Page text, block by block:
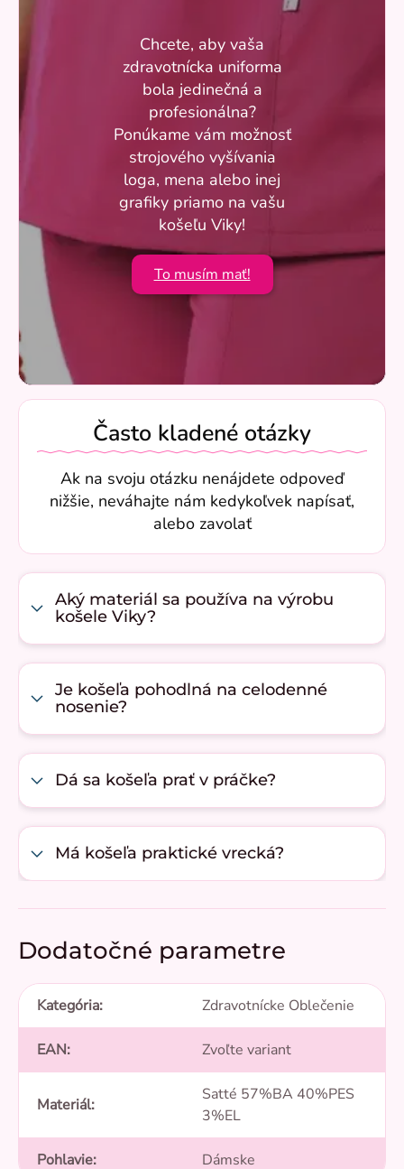
Chcete, aby vaša
zdravotnícka uniforma
bola jedinečná a
profesionálna?
Ponúkame vám možnosť
strojového vyšívania
loga, mena alebo inej
grafiky priamo na vašu
košeľu Viky!
To musím mať!
Často kladené otázky
Ak na svoju otázku nenájdete odpoveď
nižšie, neváhajte nám kedykoľvek napísať,
alebo zavolať
Aký materiál sa používa na výrobu
košele Viky?
Je košeľa pohodlná na celodenné
nosenie?
Dá sa košeľa prať v práčke?
Má košeľa praktické vrecká?
Dodatočné parametre
Kategória: Zdravotnícke Oblečenie
EAN: Zvoľte variant
Materiál:
Satté 57%BA 40%PES
3%EL
Pohlavie: Dámske